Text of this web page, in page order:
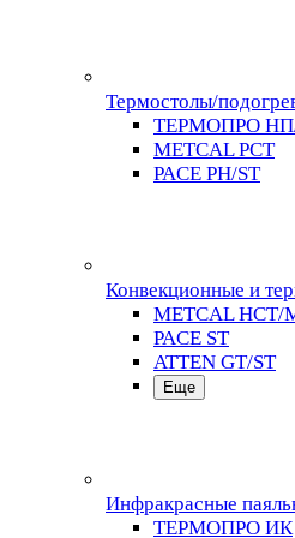
Термостолы/
ТЕРМОПРО
METCAL PCT
PACE PH/ST
Конвекционные и
METCAL HCT/
PACE ST
ATTEN GT/ST
Еще
Инфракрасные
ТЕРМОПРО ИК